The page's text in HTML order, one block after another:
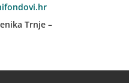
Trnje –